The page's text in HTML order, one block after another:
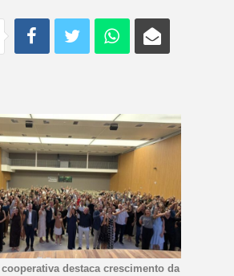
destaca crescimento da